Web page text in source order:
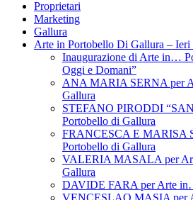
Proprietari
Marketing
Gallura
Arte in Portobello Di Gallura –
Inaugurazione di Arte in…
Oggi e Domani”
ANA MARIA SERNA per
Gallura
STEFANO PIRODDI
Portobello di Gallura
FRANCESCA E MARISA
Portobello di Gallura
VALERIA MASALA per
Gallura
DAVIDE FARA per Arte
VENCESLAO MASIA per